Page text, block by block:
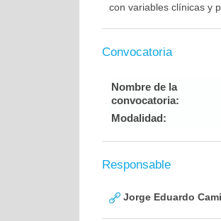
con variables clínicas y
Convocatoria
Nombre de la
convocatoria:
Modalidad:
Responsable
Jorge Eduardo